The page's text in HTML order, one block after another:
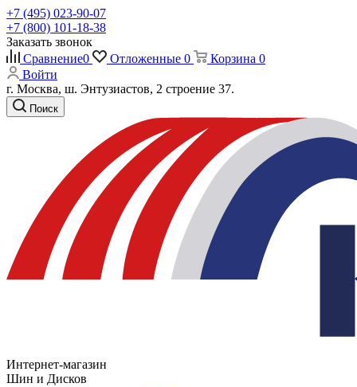
+7 (495) 023-90-07
+7 (800) 101-18-38
Заказать звонок
Сравнение0 Отложенные 0 Корзина 0
Войти
г. Москва, ш. Энтузиастов, 2 строение 37.
Поиск
Интернет-магазин
Шин и Дисков